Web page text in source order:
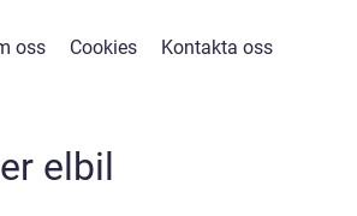
oss Cookies Kontakta oss
elbil